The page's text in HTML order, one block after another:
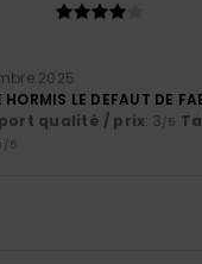
2025
HORMIS LE DEFAUT DE
qualité / prix: 3/5
/5